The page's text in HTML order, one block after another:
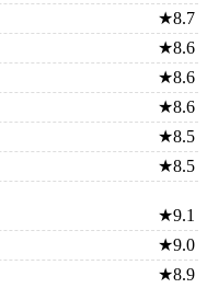
★8.7
★8.6
★8.6
★8.6
★8.5
★8.5
★9.1
★9.0
★8.9